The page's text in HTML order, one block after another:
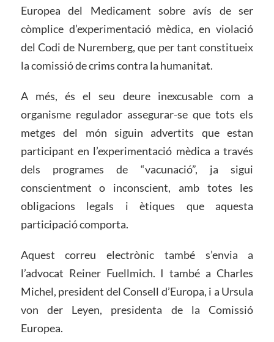
Europea del Medicament sobre avís de ser
còmplice d’experimentació mèdica, en violació
del Codi de Nuremberg, que per tant constitueix
la comissió de crims contra la humanitat.
A més, és el seu deure inexcusable com a
organisme regulador assegurar-se que tots els
metges del món siguin advertits que estan
participant en l’experimentació mèdica a través
dels programes de “vacunació”, ja sigui
conscientment o inconscient, amb totes les
obligacions legals i ètiques que aquesta
participació comporta.
Aquest correu electrònic també s’envia a
l’advocat Reiner Fuellmich. I també a Charles
Michel, president del Consell d’Europa, i a Ursula
von der Leyen, presidenta de la Comissió
Europea.